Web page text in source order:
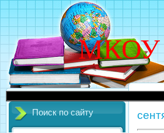
МКОУ
Поиск по сайту